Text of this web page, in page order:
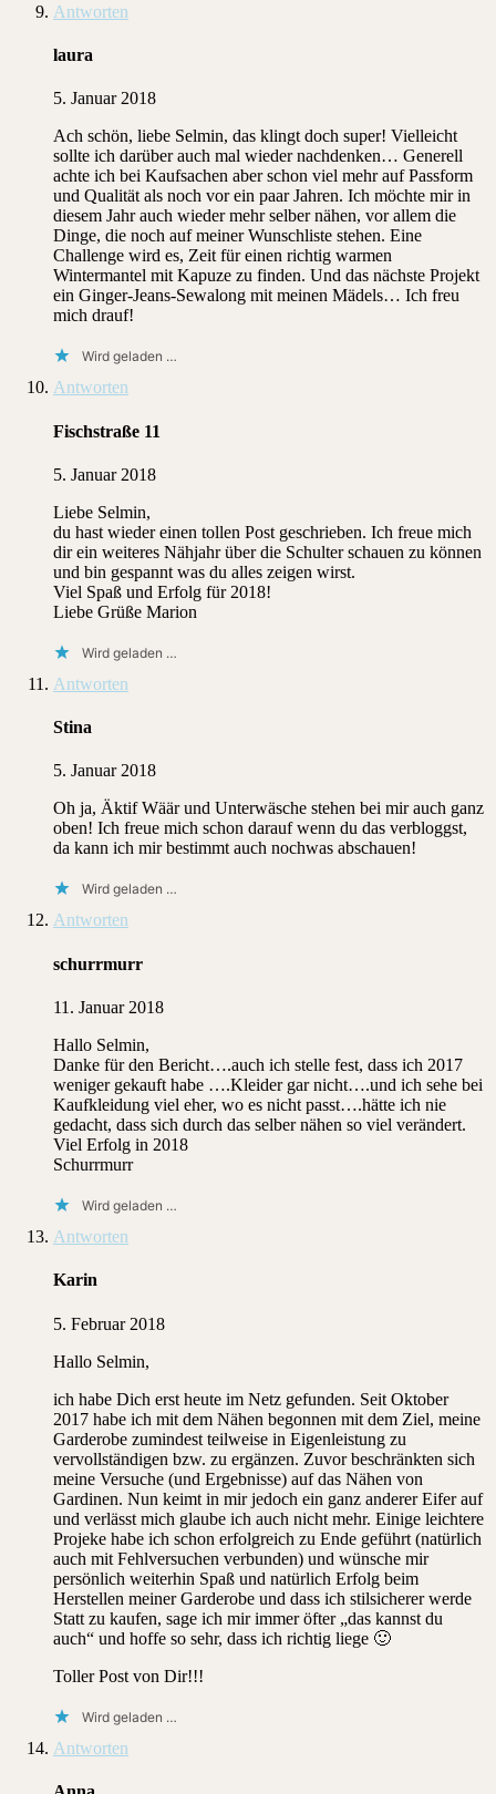
Antworten
laura
5. Januar 2018
Ach schön, liebe Selmin, das klingt doch super! Vielleicht
sollte ich darüber auch mal wieder nachdenken… Generell
achte ich bei Kaufsachen aber schon viel mehr auf Passform
und Qualität als noch vor ein paar Jahren. Ich möchte mir in
diesem Jahr auch wieder mehr selber nähen, vor allem die
Dinge, die noch auf meiner Wunschliste stehen. Eine
Challenge wird es, Zeit für einen richtig warmen
Wintermantel mit Kapuze zu finden. Und das nächste Projekt
ein Ginger-Jeans-Sewalong mit meinen Mädels… Ich freu
mich drauf!
Wird geladen …
Antworten
Fischstraße 11
5. Januar 2018
Liebe Selmin,
du hast wieder einen tollen Post geschrieben. Ich freue mich
dir ein weiteres Nähjahr über die Schulter schauen zu können
und bin gespannt was du alles zeigen wirst.
Viel Spaß und Erfolg für 2018!
Liebe Grüße Marion
Wird geladen …
Antworten
Stina
5. Januar 2018
Oh ja, Äktif Wäär und Unterwäsche stehen bei mir auch ganz
oben! Ich freue mich schon darauf wenn du das verbloggst,
da kann ich mir bestimmt auch nochwas abschauen!
Wird geladen …
Antworten
schurrmurr
11. Januar 2018
Hallo Selmin,
Danke für den Bericht….auch ich stelle fest, dass ich 2017
weniger gekauft habe ….Kleider gar nicht….und ich sehe bei
Kaufkleidung viel eher, wo es nicht passt….hätte ich nie
gedacht, dass sich durch das selber nähen so viel verändert.
Viel Erfolg in 2018
Schurrmurr
Wird geladen …
Antworten
Karin
5. Februar 2018
Hallo Selmin,
ich habe Dich erst heute im Netz gefunden. Seit Oktober
2017 habe ich mit dem Nähen begonnen mit dem Ziel, meine
Garderobe zumindest teilweise in Eigenleistung zu
vervollständigen bzw. zu ergänzen. Zuvor beschränkten sich
meine Versuche (und Ergebnisse) auf das Nähen von
Gardinen. Nun keimt in mir jedoch ein ganz anderer Eifer auf
und verlässt mich glaube ich auch nicht mehr. Einige leichtere
Projeke habe ich schon erfolgreich zu Ende geführt (natürlich
auch mit Fehlversuchen verbunden) und wünsche mir
persönlich weiterhin Spaß und natürlich Erfolg beim
Herstellen meiner Garderobe und dass ich stilsicherer werde
Statt zu kaufen, sage ich mir immer öfter „das kannst du
auch“ und hoffe so sehr, dass ich richtig liege 🙂
Toller Post von Dir!!!
Wird geladen …
Antworten